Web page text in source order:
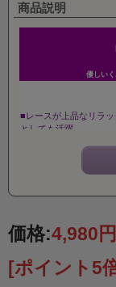
商品説明
優しい
■レースが上品なリラ
としても活躍
■ラクだけと女性らし
おすすめ
価格:4,980円
[ポイント5